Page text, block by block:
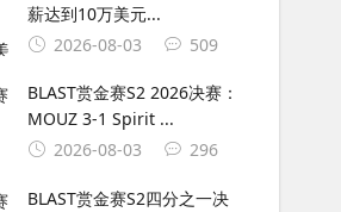
薪达到10万美元...
2026-08-03
509
BLAST赏金赛S2 2026决赛：
MOUZ 3-1 Spirit ...
2026-08-03
296
BLAST赏金赛S2四分之一决